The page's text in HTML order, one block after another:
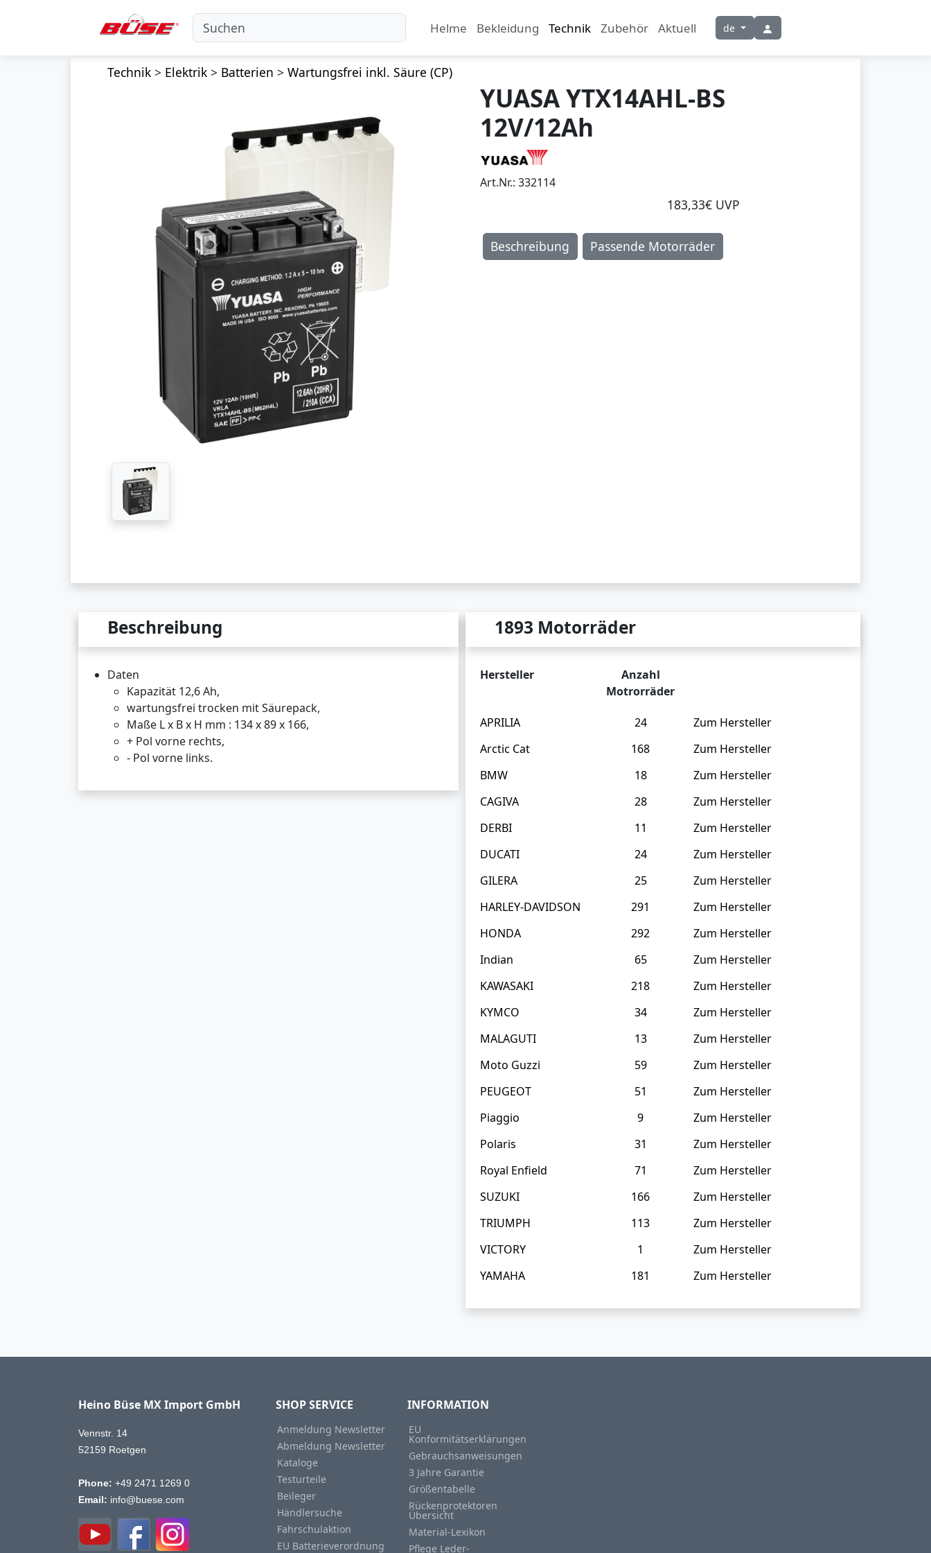
Helme Bekleidung Technik Zubehör Aktuell de
Technik> Elektrik> Batterien > Wartungsfrei inkl. Säure (CP)
YUASA YTX14AHL-BS
12V/12Ah
Art.Nr.: 332114
183,33€ UVP
Beschreibung Passende Motorräder
Beschreibung
Daten
Kapazität 12,6 Ah,
wartungsfrei trocken mit Säurepack,
Maße L x B x H mm : 134 x 89 x 166,
+ Pol vorne rechts,
- Pol vorne links.
1893 Motorräder
Hersteller
Anzahl
Motrorräder
APRILIA 24
Zum Hersteller
Arctic Cat
168
Zum Hersteller
BMW
18
Zum Hersteller
CAGIVA
28
Zum Hersteller
DERBI
11
Zum Hersteller
DUCATI
24
Zum Hersteller
GILERA
25
Zum Hersteller
HARLEY-DAVIDSON
291
Zum Hersteller
HONDA
292
Zum Hersteller
Indian
65
Zum Hersteller
KAWASAKI
218
Zum Hersteller
KYMCO
34
Zum Hersteller
MALAGUTI
13
Zum Hersteller
Moto Guzzi
59
Zum Hersteller
PEUGEOT
51
Zum Hersteller
Piaggio
9
Zum Hersteller
Polaris
31
Zum Hersteller
Royal Enfield
71
Zum Hersteller
SUZUKI
166
Zum Hersteller
TRIUMPH
113
Zum Hersteller
VICTORY
1
Zum Hersteller
YAMAHA
181 Zum Hersteller
Heino Büse MX Import GmbH
Vennstr. 14
52159 Roetgen
Phone: +49 2471 1269 0
Email: info@buese.com
SHOP SERVICE
Anmeldung Newsletter
Abmeldung Newsletter
Kataloge
Testurteile
Beileger
Händlersuche
Fahrschulaktion
EU Batterieverordnung
INFORMATION
EU
Konformitätserklärungen
Gebrauchsanweisungen
3 Jahre Garantie
Größentabelle
Rückenprotektoren
Übersicht
Material-Lexikon
Pflege Leder-